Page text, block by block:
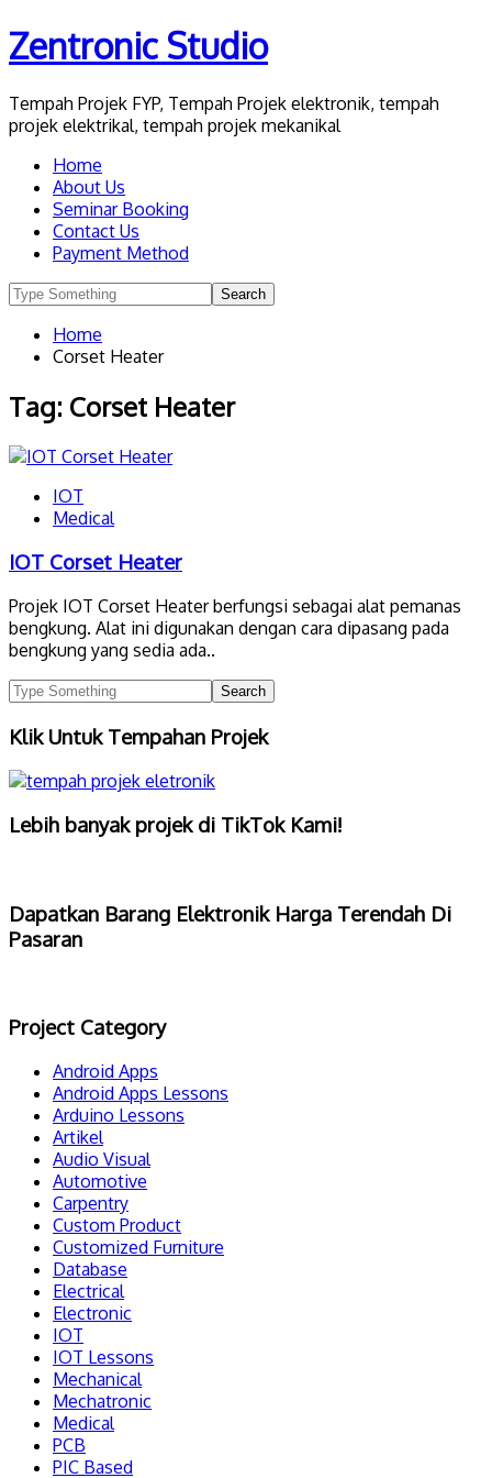
Skip
to
Zentronic Studio
Tempah Projek FYP, Tempah Projek elektronik, tempah
projek elektrikal, tempah projek mekanikal
Home
About Us
Seminar Booking
Contact Us
Payment Method
Home
Corset Heater
Tag: Corset Heater
IOT
Medical
IOT Corset Heater
Projek IOT Corset Heater berfungsi sebagai alat pemanas
bengkung. Alat ini digunakan dengan cara dipasang pada
bengkung yang sedia ada..
Klik Untuk Tempahan Projek
Lebih banyak projek di TikTok Kami!
Dapatkan Barang Elektronik Harga Terendah Di
Pasaran
Project Category
Android Apps
Android Apps Lessons
Arduino Lessons
Artikel
Audio Visual
Automotive
Carpentry
Custom Product
Customized Furniture
Database
Electrical
Electronic
IOT
IOT Lessons
Mechanical
Mechatronic
Medical
PCB
PIC Based